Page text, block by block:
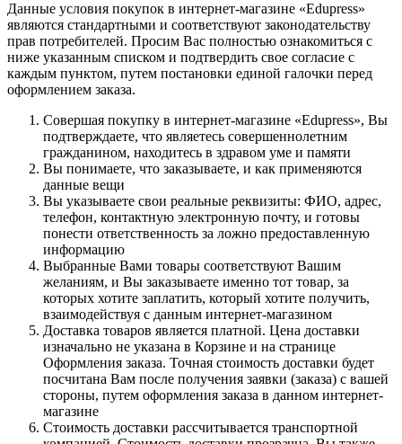
Данные условия покупок в интернет-магазине «Edupress»
являются стандартными и соответствуют законодательству
прав потребителей. Просим Вас полностью ознакомиться с
ниже указанным списком и подтвердить свое согласие с
каждым пунктом, путем постановки единой галочки перед
оформлением заказа.
Совершая покупку в интернет-магазине «Edupress», Вы
подтверждаете, что являетесь совершеннолетним
гражданином, находитесь в здравом уме и памяти
Вы понимаете, что заказываете, и как применяются
данные вещи
Вы указываете свои реальные реквизиты: ФИО, адрес,
телефон, контактную электронную почту, и готовы
понести ответственность за ложно предоставленную
информацию
Выбранные Вами товары соответствуют Вашим
желаниям, и Вы заказываете именно тот товар, за
которых хотите заплатить, который хотите получить,
взаимодействуя с данным интернет-магазином
Доставка товаров является платной. Цена доставки
изначально не указана в Корзине и на странице
Оформления заказа. Точная стоимость доставки будет
посчитана Вам после получения заявки (заказа) с вашей
стороны, путем оформления заказа в данном интернет-
магазине
Стоимость доставки рассчитывается транспортной